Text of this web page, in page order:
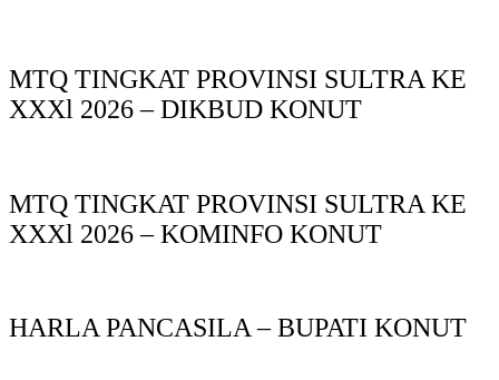
MTQ TINGKAT PROVINSI SULTRA KE
XXXl 2026 – DIKBUD KONUT
MTQ TINGKAT PROVINSI SULTRA KE
XXXl 2026 – KOMINFO KONUT
HARLA PANCASILA – BUPATI KONUT